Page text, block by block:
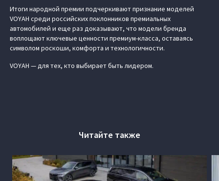
Итоги народной премии подчеркивают признание моделей
VOYAH среди российских поклонников премиальных
автомобилей и еще раз доказывают, что модели бренда
воплощают ключевые ценности премиум-класса, оставаясь
символом роскоши, комфорта и технологичности.
VOYAH — для тех, кто выбирает быть лидером.
Читайте также